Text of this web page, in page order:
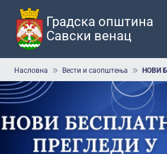
Прескочи
главни
садржаја
Градска општина
Савски венац
Мрвице
Насловна Вести и саопштења НОВИ